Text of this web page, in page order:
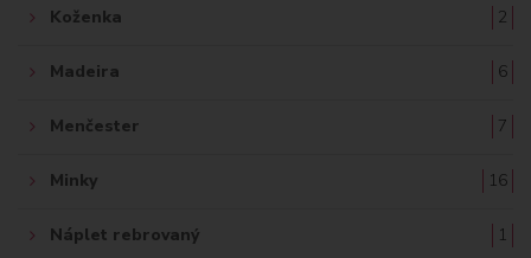
Koženka 2
Madeira 6
Menčester 7
Minky 16
Náplet rebrovaný 1